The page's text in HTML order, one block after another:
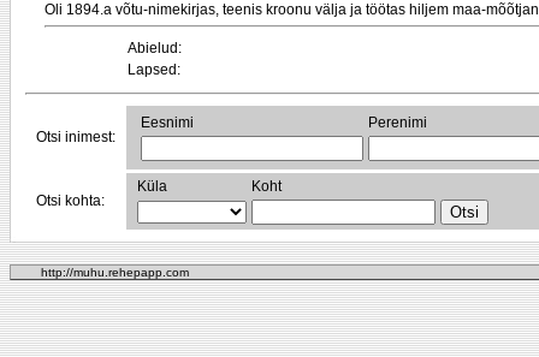
Oli 1894.a võtu-nimekirjas, teenis kroonu välja ja töötas hiljem maa-
Abielud:
Lapsed:
Otsi inimest:
Eesnimi Perenimi
Otsi kohta:
Küla Koht
http://muhu.rehepapp.com